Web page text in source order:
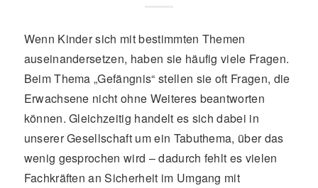
Wenn Kinder sich mit bestimmten Themen
auseinandersetzen, haben sie häufig viele Fragen.
Beim Thema „Gefängnis“ stellen sie oft Fragen, die
Erwachsene nicht ohne Weiteres beantworten
können. Gleichzeitig handelt es sich dabei in
unserer Gesellschaft um ein Tabuthema, über das
wenig gesprochen wird – dadurch fehlt es vielen
Fachkräften an Sicherheit im Umgang mit